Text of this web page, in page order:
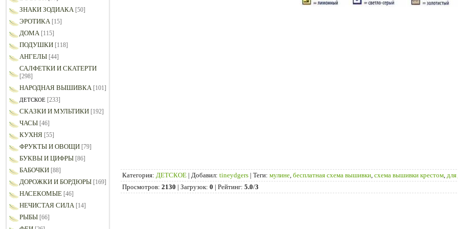
ЗНАКИ ЗОДИАКА [50]
ЭРОТИКА [15]
ДОМА [115]
ПОДУШКИ [118]
АНГЕЛЫ [44]
САЛФЕТКИ И СКАТЕРТИ
[298]
НАРОДНАЯ ВЫШИВКА [101]
ДЕТСКОЕ [233]
СКАЗКИ И МУЛЬТИКИ [192]
ЧАСЫ [46]
КУХНЯ [55]
ФРУКТЫ И ОВОЩИ [79]
БУКВЫ И ЦИФРЫ [86]
БАБОЧКИ [88]
ДОРОЖКИ И БОРДЮРЫ [169]
НАСЕКОМЫЕ [46]
НЕЧИСТАЯ СИЛА [14]
РЫБЫ [66]
Категория: ДЕТСКОЕ | Добавил: tineydgers | Теги: мулине бесплатная схема вышивки схема вышивки крестом
Просмотров: 2130 | Загрузок: 0 | Рейтинг: 5.0/3